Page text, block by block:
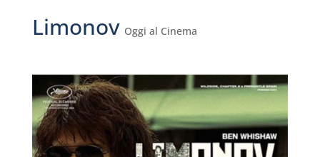
Limonov Oggi al Cinema